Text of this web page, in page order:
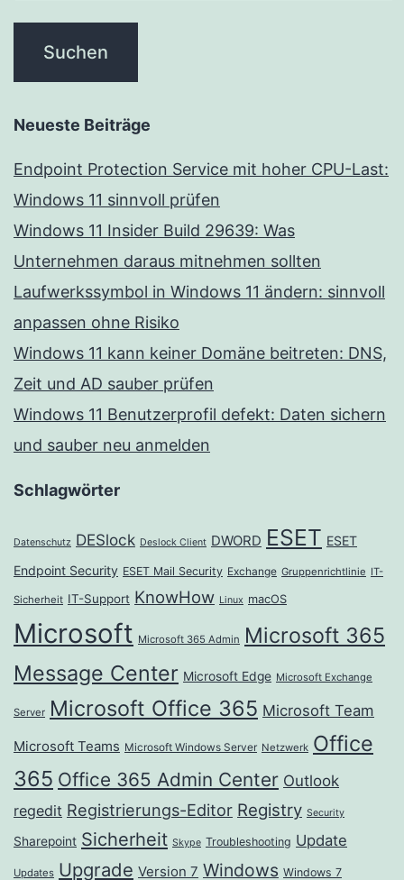
Neueste Beiträge
Endpoint Protection Service mit hoher CPU-Last:
Windows 11 sinnvoll prüfen
Windows 11 Insider Build 29639: Was
Unternehmen daraus mitnehmen sollten
Laufwerkssymbol in Windows 11 ändern: sinnvoll
anpassen ohne Risiko
Windows 11 kann keiner Domäne beitreten: DNS,
Zeit und AD sauber prüfen
Windows 11 Benutzerprofil defekt: Daten sichern
und sauber neu anmelden
Schlagwörter
Datenschutz DESlock Deslock Client DWORD ESET ESET
Endpoint Security ESET Mail Security Exchange Gruppenrichtlinie IT-
Sicherheit IT-Support KnowHow Linux macOS
Microsoft Microsoft 365 Admin Microsoft 365
Message Center Microsoft Edge Microsoft Exchange
Server Microsoft Office 365 Microsoft Team
Microsoft Teams Microsoft Windows Server Netzwerk Office
365 Office 365 Admin Center Outlook
regedit Registrierungs-Editor Registry Security
Sharepoint Sicherheit Skype Troubleshooting Update
Updates Upgrade Version 7 Windows Windows 7